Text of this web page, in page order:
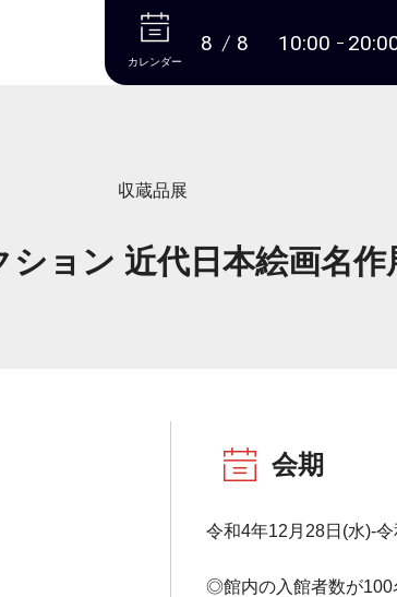
本文へ
カレンダー
8 8 10:00
収蔵品展
ション 近代日本絵画名
会期
令和4年12月28日(水)-
◎館内の入館者数が100